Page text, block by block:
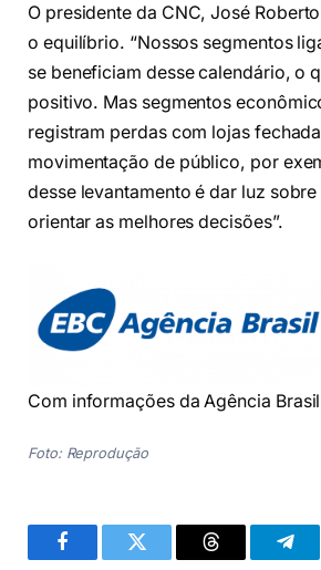
O presidente da CNC, José
o equilíbrio. “Nossos segmentos
se beneficiam desse calendário, o
positivo. Mas segmentos
registram perdas com lojas
movimentação de público, por
desse levantamento é dar luz
orientar as melhores decisões”.
Com informações da Agência Brasil
Foto: Reprodução
FacebookTwitter Threads